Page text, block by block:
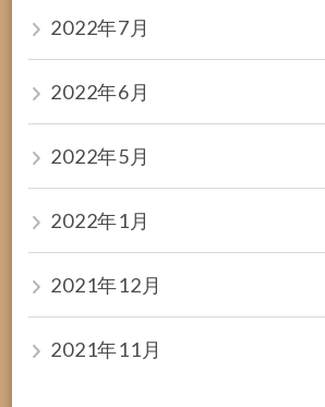
2022年7月
2022年6月
2022年5月
2022年1月
2021年12月
2021年11月